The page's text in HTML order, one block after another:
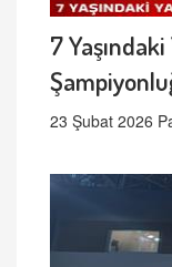
7
23 Şubat 2026